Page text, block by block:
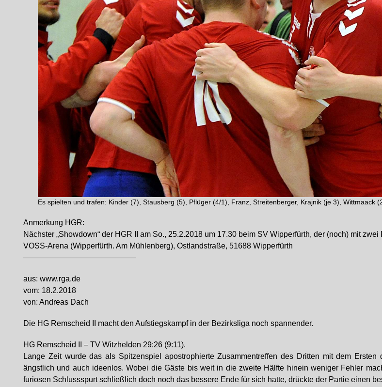
Es spielten und trafen: Kinder (7), Stausberg (5), Pflüger (4/1), Franz, Streitenberger, Krajnik (je 3), Wittmaack
Anmerkung HGR:
Nächster „Showdown“ der HGR II am So., 25.2.2018 um 17.30 beim SV Wipperfürth, der (noch) mit
VOSS-Arena (Wipperfürth. Am Mühlenberg), Ostlandstraße, 51688 Wipperfürth
——————————————–
aus: www.rga.de
vom: 18.2.2018
von: Andreas Dach
Die HG Remscheid II macht den Aufstiegskampf in der Bezirksliga noch spannender.
HG Remscheid II – TV Witzhelden 29:26 (9:11).
Lange Zeit wurde das als Spitzenspiel apostrophierte Zusammentreffen des Dritten mit dem
ängstlich und auch ideenlos. Wobei die Gäste bis weit in die zweite Hälfte hinein weniger Fehler
furiosen Schlussspurt schließlich doch noch das bessere Ende für sich hatte, drückte der Partie einen